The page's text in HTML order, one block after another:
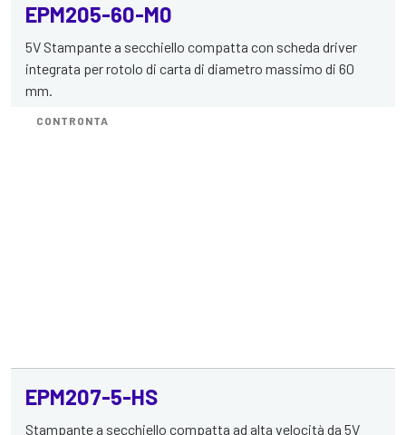
EPM205-60-M0
5V Stampante a secchiello compatta con scheda driver
integrata per rotolo di carta di diametro massimo di 60
mm.
CONTRONTA
EPM207-5-HS
Stampante a secchiello compatta ad alta velocità da 5V